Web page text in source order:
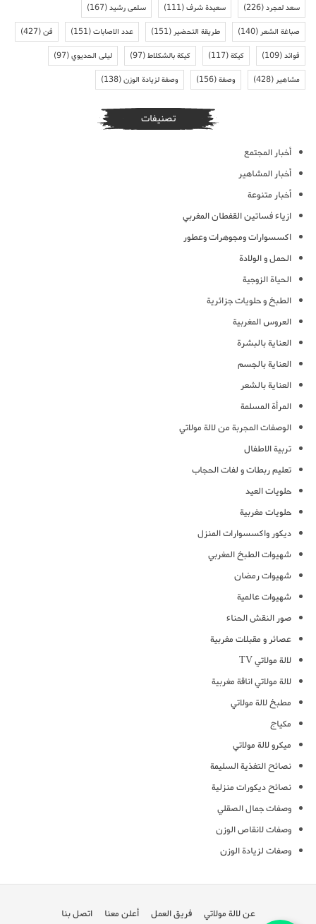
سعد لمجرد(226) سعيدة شرف(111) سلمى رشيد(167)
صباغة الشعر(140) طريقة التحضير(151) عدد الاصابات(151) فن(427)
فوائد(109) كيكة(117) كيكة بالشكلاط(97) ليلى الحديوي(97)
مشاهير(428) وصفة(156) وصفة لزيادة الوزن(138)
تصنيفات
أخبار المجتمع
أخبار المشاهير
أخبار متنوعة
ازياء فساتين القفطان المغربي
اكسسوارات ومجوهرات وعطور
الحمل و الولادة
الحياة الزوجية
الطبخ و حلويات جزائرية
العروس المغربية
العناية بالبشرة
العناية بالجسم
العناية بالشعر
المرأة المسلمة
الوصفات المجربة من لالة مولاتي
تربية الاطفال
تعليم ربطات و لفات الحجاب
حلويات العيد
حلويات مغربية
ديكور واكسسوارات المنزل
شهيوات الطبخ المغربي
شهيوات رمضان
شهيوات عالمية
صور النقش الحناء
عصائر و مقبلات مغربية
لالة مولاتي TV
لالة مولاتي اناقة مغربية
مطبخ لالة مولاتي
مكياج
ميكرو لالة مولاتي
نصائح التغذية السليمة
نصائح ديكورات منزلية
وصفات جمال الصقلي
وصفات لانقاص الوزن
وصفات لزيادة الوزن
عن لالة مولاتي فريق العمل أعلن معنا اتصل بنا